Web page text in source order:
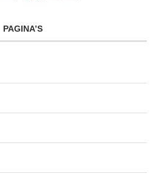
PAGINA’S